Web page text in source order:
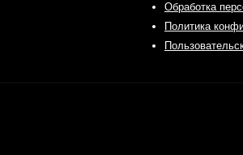
Обработка
Политика